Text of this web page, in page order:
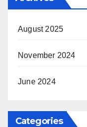
August 2025
November 2024
June 2024
Categories